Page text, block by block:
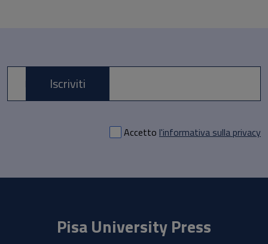
E-mail *
Accetto l'informativa sulla privacy
Iscriviti
Pisa University Press